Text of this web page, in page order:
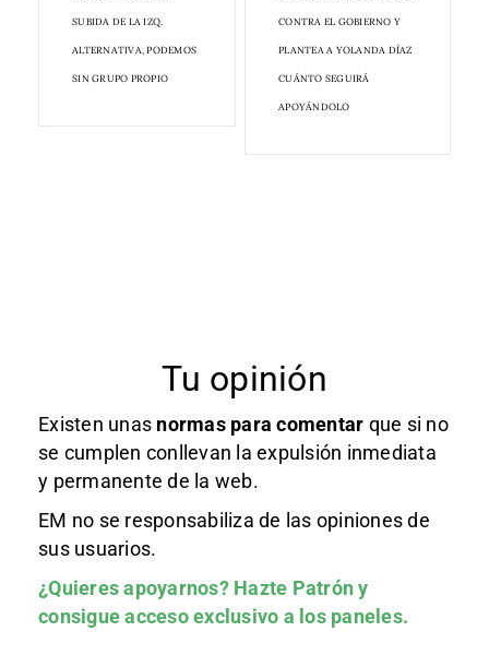
SUBIDA DE LA IZQ.
ALTERNATIVA, PODEMOS
SIN GRUPO PROPIO
CONTRA EL GOBIERNO Y
PLANTEA A YOLANDA DÍAZ
CUÁNTO SEGUIRÁ
APOYÁNDOLO
Tu opinión
Existen unas normas para comentar que si no
se cumplen conllevan la expulsión inmediata
y permanente de la web.
EM no se responsabiliza de las opiniones de
sus usuarios.
¿Quieres apoyarnos? Hazte Patróny
consigue acceso exclusivo a los paneles.